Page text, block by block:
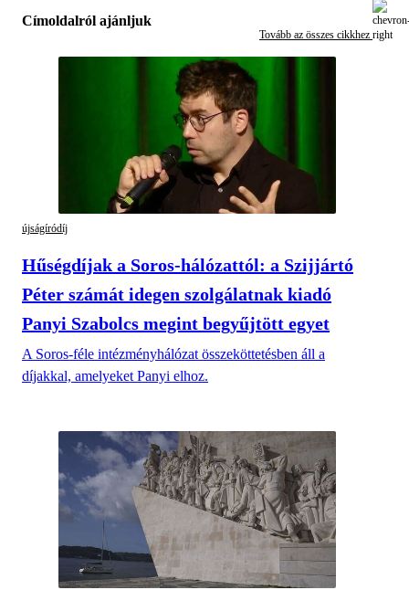
Címoldalról ajánljuk
Tovább az összes cikkhez
újságíródíj
Hűségdíjak a Soros-hálózattól: a Szijjártó
Péter számát idegen szolgálatnak kiadó
Panyi Szabolcs megint begyűjtött egyet
A Soros-féle intézményhálózat összeköttetésben áll a
díjakkal, amelyeket Panyi elhoz.